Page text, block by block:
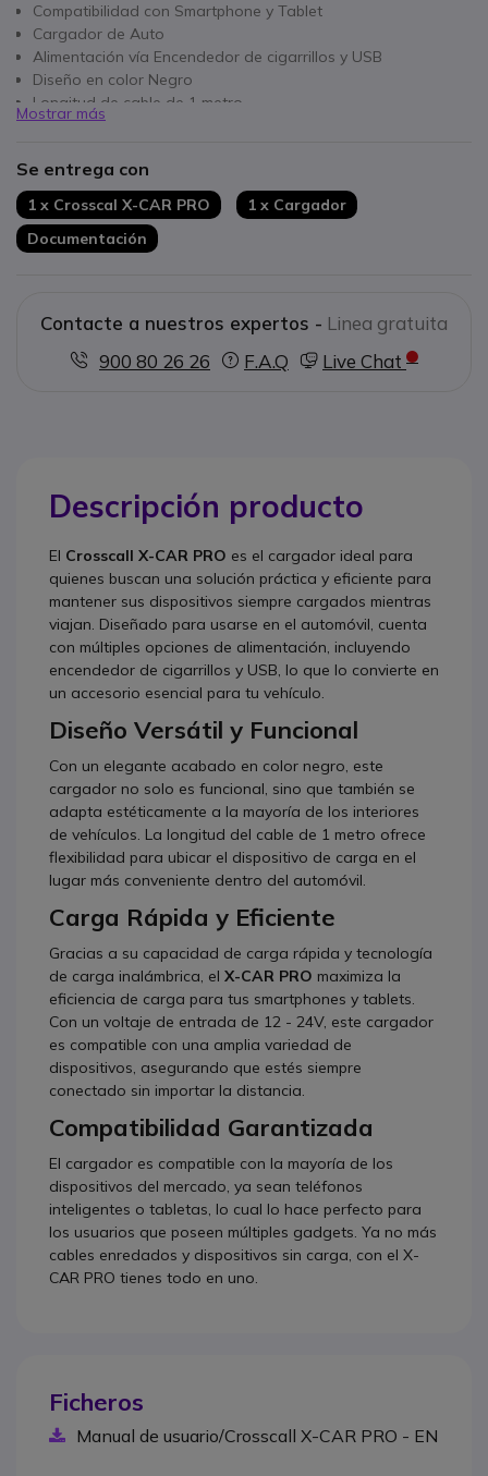
Compatibilidad con Smartphone y Tablet
Cargador de Auto
Alimentación vía Encendedor de cigarrillos y USB
Diseño en color Negro
Longitud de cable de 1 metro
Carga rápida y cargador inalámbrico
Mostrar más
Se entrega con
1 x Crosscal X-CAR PRO
1 x Cargador
Documentación
Contacte a nuestros expertos - Linea gratuita
900 80 26 26
F.A.Q Live Chat
Descripción producto
El Crosscall X-CAR PRO es el cargador ideal para
quienes buscan una solución práctica y eficiente para
mantener sus dispositivos siempre cargados mientras
viajan. Diseñado para usarse en el automóvil, cuenta
con múltiples opciones de alimentación, incluyendo
encendedor de cigarrillos y USB, lo que lo convierte en
un accesorio esencial para tu vehículo.
Diseño Versátil y Funcional
Con un elegante acabado en color negro, este
cargador no solo es funcional, sino que también se
adapta estéticamente a la mayoría de los interiores
de vehículos. La longitud del cable de 1 metro ofrece
flexibilidad para ubicar el dispositivo de carga en el
lugar más conveniente dentro del automóvil.
Carga Rápida y Eficiente
Gracias a su capacidad de carga rápida y tecnología
de carga inalámbrica, el X-CAR PRO maximiza la
eficiencia de carga para tus smartphones y tablets.
Con un voltaje de entrada de 12 - 24V, este cargador
es compatible con una amplia variedad de
dispositivos, asegurando que estés siempre
conectado sin importar la distancia.
Compatibilidad Garantizada
El cargador es compatible con la mayoría de los
dispositivos del mercado, ya sean teléfonos
inteligentes o tabletas, lo cual lo hace perfecto para
los usuarios que poseen múltiples gadgets. Ya no más
cables enredados y dispositivos sin carga, con el X-
CAR PRO tienes todo en uno.
Ficheros
Manual de usuario/Crosscall X-CAR PRO - EN